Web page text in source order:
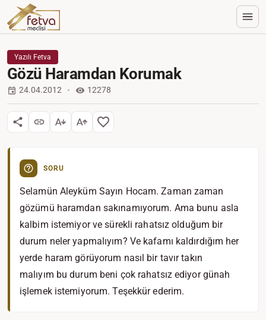
Yazılı Fetva
Gözü Haramdan Korumak
24.04.2012 12278
SORU
Selamün Aleyküm Sayın Hocam. Zaman zaman
gözümü haramdan sakınamıyorum. Ama bunu asla
kalbim istemiyor ve sürekli rahatsız olduğum bir
durum neler yapmalıyım? Ve kafamı kaldırdığım her
yerde haram görüyorum nasıl bir tavır takın
malıyım bu durum beni çok rahatsız ediyor günah
işlemek istemiyorum. Teşekkür ederim.